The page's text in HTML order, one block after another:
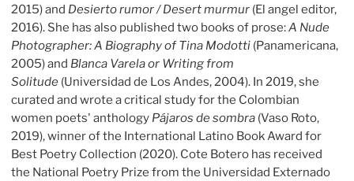
2015) and Desierto rumor / Desert murmur (El angel editor,
2016). She has also published two books of prose:A Nude
Photographer: A Biography of Tina Modotti (Panamericana,
2005) and Blanca Varela or Writing from
Solitude (Universidad de Los Andes, 2004). In 2019, she
curated and wrote a critical study for the Colombian
women poets' anthology Pájaros de sombra (Vaso Roto,
2019), winner of the International Latino Book Award for
Best Poetry Collection (2020). Cote Botero has received
the National Poetry Prize from the Universidad Externado